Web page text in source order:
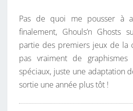
Pas de quoi me pousser à
finalement, Ghouls’n Ghosts
partie des premiers jeux de la
pas vraiment de graphismes
spéciaux, juste une adaptation
sortie une année plus tôt !